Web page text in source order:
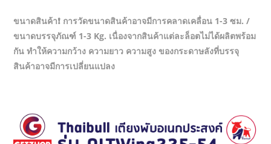
ขนาดสินค้า❗️ การวัดขนาดสินค้าอาจมีการคลาดเคลื่อน 1-3 ซม. /
ขนาดบรรจุภัณฑ์ 1-3 Kg. เนื่องจากสินค้าแต่ละล็อตไม่ได้ผลิตพร้อม
กัน ทำให้ความกว้าง ความยาว ความสูง ของกระดาษลังที่บรรจุ
สินค้าอาจมีการเปลี่ยนแปลง